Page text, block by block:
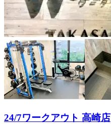
24/7ワークアウト 高崎店